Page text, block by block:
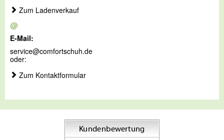
Zum Ladenverkauf
@
E-Mail:
service@comfortschuh.de
oder:
Zum Kontaktformular